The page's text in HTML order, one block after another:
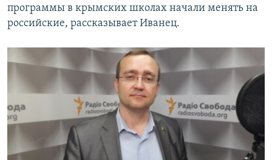
программы в крымских школах начали менять на
российские, рассказывает Иванец.